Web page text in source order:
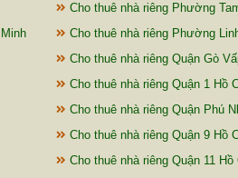
Cho thuê nhà riêng Phường
Cho thuê nhà riêng Phường
Cho thuê nhà riêng Quận Gò
Cho thuê nhà riêng Quận 1 Hồ
Cho thuê nhà riêng Quận Phú
Cho thuê nhà riêng Quận 9 Hồ
Cho thuê nhà riêng Quận 11 Hồ